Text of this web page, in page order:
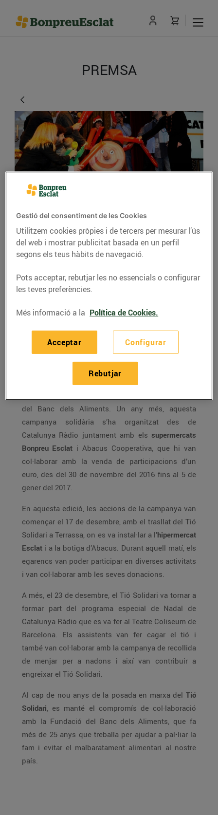
PREMSA
El 9è Tió Solidari recull
més de 46.600 quilos de
menjar infantil
01/de febrer/2017
La novena edició de la campanya solidària
Ràdio i Abacus Cooperativa ha aconseguit
recollir 46.603 quilos d’aliments destinats
als infants de famílies en situació de
precarietat alimentària.
L’edició d’enguany del Tió Solidari ha recollit
del Banc dels Aliments. Un any més, aquesta
campanya solidària s’ha organitzat des de
Catalunya Ràdio juntament amb els supermercats
Bonpreu Esclat i Abacus Cooperativa, que hi van
col·laborar amb la venda de participacions d’un
euro, des del 30 de novembre del 2016 fins al 5 de
gener del 2017.
En aquesta edició, les accions de la campanya van
començar el 17 de desembre, amb el trasllat del Tió
Solidari a Terrassa, on es va instal·lar a l’hipermercat
Esclat i a la botiga d’Abacus. Durant aquell matí, els
egarencs van poder participar en diverses activitats
i van col·laborar amb les seves donacions.
A més, el 23 de desembre, el Tió Solidari va tornar a
formar part del programa especial de Nadal de
Catalunya Ràdio que es va fer al Teatre Coliseum de
Barcelona. Els assistents van fer cagar el tió i
també van col·laborar amb la campanya de recollida
de menjar per a nadons i així van contribuir a
engreixar el Tió Solidari.
Al cap de nou anys de la posada en marxa del Tió
Solidari, es manté el compromís de col·laboració
amb la Fundació del Banc dels Aliments, que fa
més de 25 anys que treballa per ajudar a pal•liar la
fam i evitar el malbaratament alimentari al nostre
país.
Gestió del consentiment de les Cookies
Utilitzem cookies pròpies i de tercers per mesurar l’ús
del web i mostrar publicitat basada en un perfil
segons els teus hàbits de navegació.
Pots acceptar, rebutjar les no essencials o configurar
les teves preferències.
Més informació a la Política de Cookies.
Configurar
Rebutjar
Acceptar